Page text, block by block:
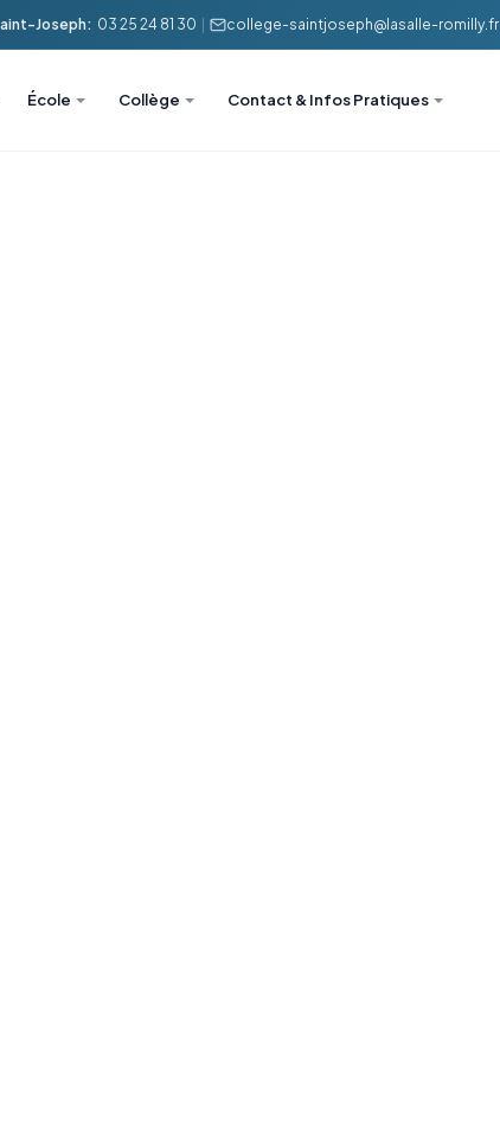
Joseph: 03 25 24 81 30 | college-saintjoseph@lasalle-romilly.fr
École Collège Contact & Infos Pratiques